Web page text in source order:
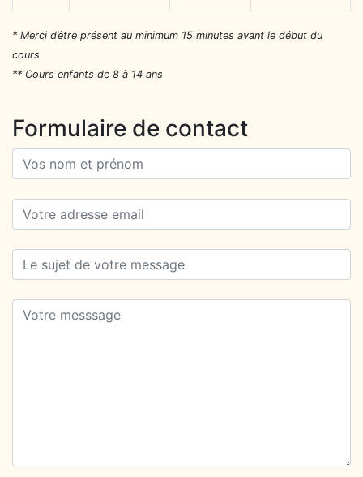
* Merci d’être présent au minimum 15 minutes avant le début du
cours
** Cours enfants de 8 à 14 ans
Formulaire de contact